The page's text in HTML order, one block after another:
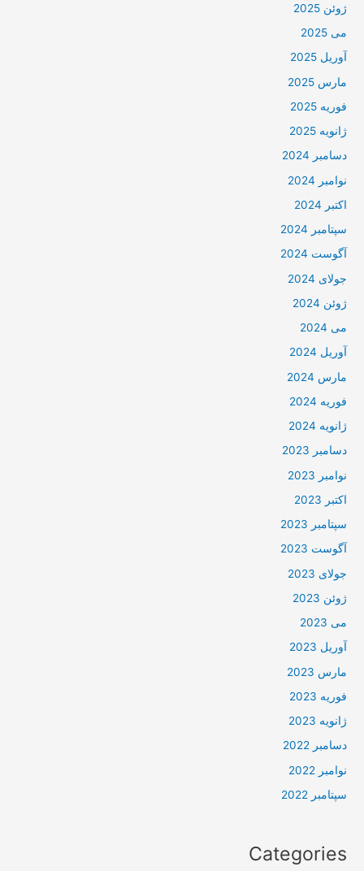
ژوئن 2025
می 2025
آوریل 2025
مارس 2025
فوریه 2025
ژانویه 2025
دسامبر 2024
نوامبر 2024
اکتبر 2024
سپتامبر 2024
آگوست 2024
جولای 2024
ژوئن 2024
می 2024
آوریل 2024
مارس 2024
فوریه 2024
ژانویه 2024
دسامبر 2023
نوامبر 2023
اکتبر 2023
سپتامبر 2023
آگوست 2023
جولای 2023
ژوئن 2023
می 2023
آوریل 2023
مارس 2023
فوریه 2023
ژانویه 2023
دسامبر 2022
نوامبر 2022
سپتامبر 2022
Categories